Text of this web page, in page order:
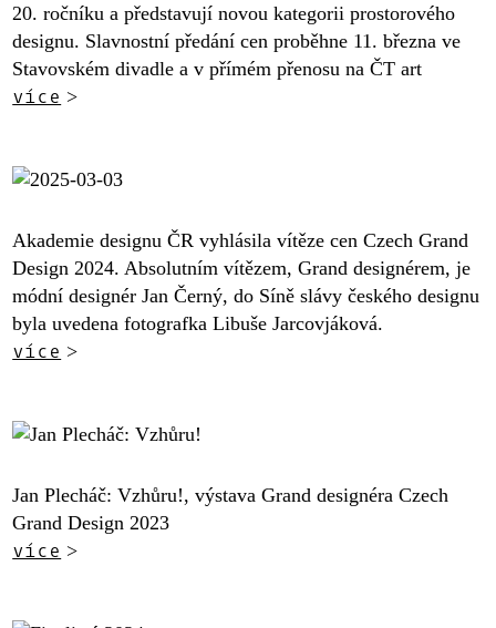
20. ročníku a představují novou kategorii prostorového
designu. Slavnostní předání cen proběhne 11. března ve
Stavovském divadle a v přímém přenosu na ČT art
více >
Akademie designu ČR vyhlásila vítěze cen Czech Grand
Design 2024. Absolutním vítězem, Grand designérem, je
módní designér Jan Černý, do Síně slávy českého designu
byla uvedena fotografka Libuše Jarcovjáková.
více >
Jan Plecháč: Vzhůru!, výstava Grand designéra Czech
Grand Design 2023
více >